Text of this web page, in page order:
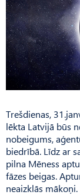
Trešdienas,
lēkta Latvijā būs
nobeigums,
biedrībā. Līdz ar
pilna Mēness
fāzes beigas.
neaizklās mākoņi.